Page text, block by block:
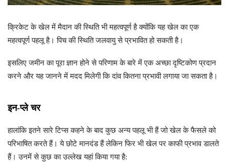
क्रिकेट के खेल में मैदान की स्थिति भी महत्वपूर्ण है क्योंकि यह खेल का एक
महत्वपूर्ण पहलू है। पिच की स्थिति जलवायु से प्रभावित हो सकती है।
इसलिए जमीन का पूरा ज्ञान होने से परिणाम के बारे में एक अच्छा दृष्टिकोण प्रदान
करने और यह जानने में मदद मिलेगी कि दांव कितना प्रभावी लगाया जा सकता है।
इन-प्ले चर
हालांकि इतने सारे टिप्स कहने के बाद कुछ अन्य पहलू भी हैं जो खेल के फैसले को
परिभाषित करते हैं। ये छोटे मानदंड हैं लेकिन फिर भी खेल पर काफी प्रभाव डालते
हैं। उनमें से कुछ का उल्लेख यहां किया गया है: